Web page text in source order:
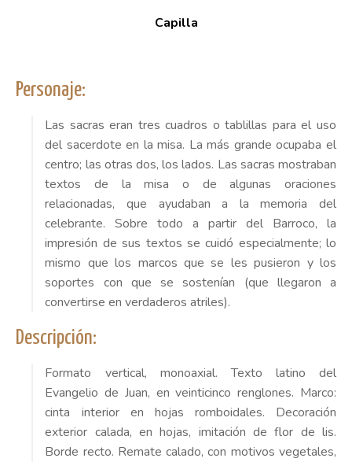
Capilla
Personaje:
Las sacras eran tres cuadros o tablillas para el uso
del sacerdote en la misa. La más grande ocupaba el
centro; las otras dos, los lados. Las sacras mostraban
textos de la misa o de algunas oraciones
relacionadas, que ayudaban a la memoria del
celebrante. Sobre todo a partir del Barroco, la
impresión de sus textos se cuidó especialmente; lo
mismo que los marcos que se les pusieron y los
soportes con que se sostenían (que llegaron a
convertirse en verdaderos atriles).
Descripción:
Formato vertical, monoaxial. Texto latino del
Evangelio de Juan, en veinticinco renglones. Marco:
cinta interior en hojas romboidales. Decoración
exterior calada, en hojas, imitación de flor de lis.
Borde recto. Remate calado, con motivos vegetales,